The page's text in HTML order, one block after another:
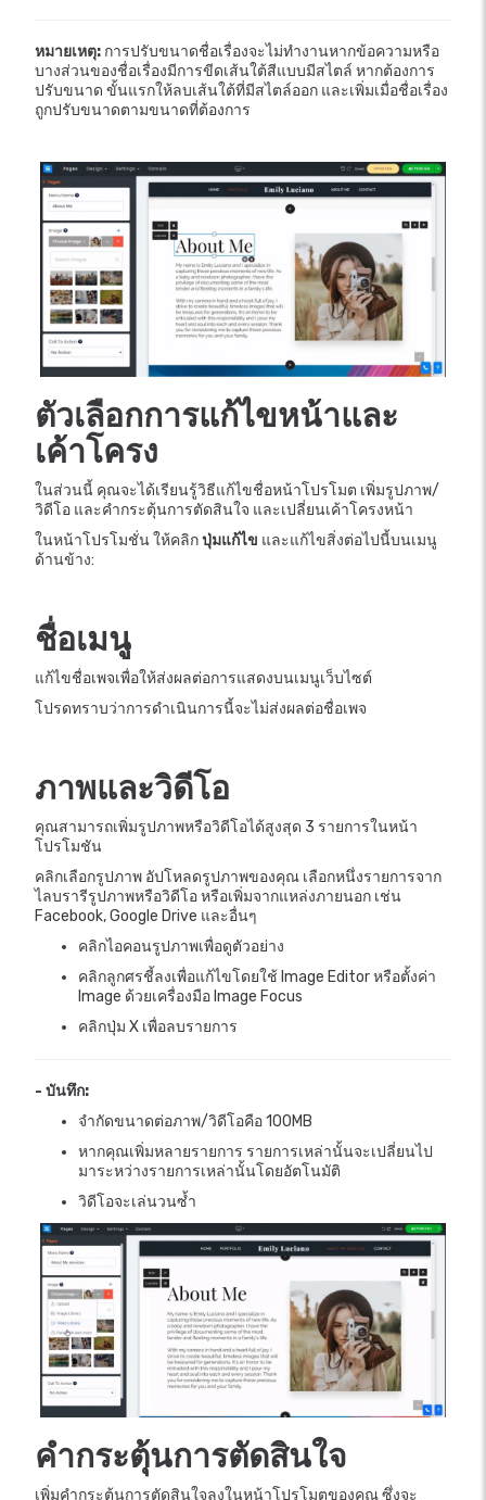
หมายเหตุ: การปรับขนาดชื่อเรื่องจะไม่ทำงานหากข้อความหรือ
บางส่วนของชื่อเรื่องมีการขีดเส้นใต้สีแบบมีสไตล์ หากต้องการ
ปรับขนาด ขั้นแรกให้ลบเส้นใต้ที่มีสไตล์ออก และเพิ่มเมื่อชื่อเรื่อง
ถูกปรับขนาดตามขนาดที่ต้องการ
ตัวเลือกการแก้ไขหน้าและ
เค้าโครง
ในส่วนนี้ คุณจะได้เรียนรู้วิธีแก้ไขชื่อหน้าโปรโมต เพิ่มรูปภาพ/
วิดีโอ และคำกระตุ้นการตัดสินใจ และเปลี่ยนเค้าโครงหน้า
ในหน้าโปรโมชั่น ให้คลิกปุ่มแก้ไข และแก้ไขสิ่งต่อไปนี้บนเมนู
ด้านข้าง:
ชื่อเมนู
แก้ไขชื่อเพจเพื่อให้ส่งผลต่อการแสดงบนเมนูเว็บไซต์
โปรดทราบว่าการดำเนินการนี้จะไม่ส่งผลต่อชื่อเพจ
ภาพและวิดีโอ
คุณสามารถเพิ่มรูปภาพหรือวิดีโอได้สูงสุด 3 รายการในหน้า
โปรโมชัน
คลิกเลือกรูปภาพ อัปโหลดรูปภาพของคุณ เลือกหนึ่งรายการจาก
ไลบรารีรูปภาพหรือวิดีโอ หรือเพิ่มจากแหล่งภายนอก เช่น
Facebook, Google Drive และอื่นๆ
คลิกไอคอนรูปภาพเพื่อดูตัวอย่าง
คลิกลูกศรชี้ลงเพื่อแก้ไขโดยใช้ Image Editor หรือตั้งค่า
Image ด้วยเครื่องมือ Image Focus
คลิกปุ่ม X เพื่อลบรายการ
- บันทึก:
จำกัดขนาดต่อภาพ/วิดีโอคือ 100MB
หากคุณเพิ่มหลายรายการ รายการเหล่านั้นจะเปลี่ยนไป
มาระหว่างรายการเหล่านั้นโดยอัตโนมัติ
วิดีโอจะเล่นวนซ้ำ
คำกระตุ้นการตัดสินใจ
เพิ่มคำกระตุ้นการตัดสินใจลงในหน้าโปรโมตของคุณ ซึ่งจะ